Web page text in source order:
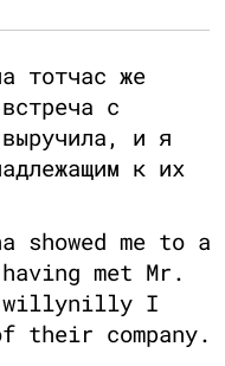
тотчас же
с
и я
к их
showed me to a
met Mr.
willynilly I
their company.